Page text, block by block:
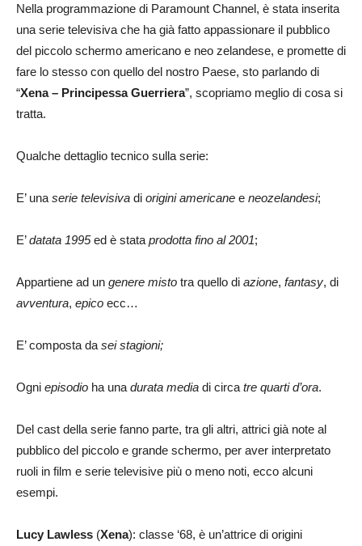
Nella programmazione di Paramount Channel, è stata inserita
una serie televisiva che ha già fatto appassionare il pubblico
del piccolo schermo americano e neo zelandese, e promette di
fare lo stesso con quello del nostro Paese, sto parlando di
“Xena – Principessa Guerriera”, scopriamo meglio di cosa si
tratta.
Qualche dettaglio tecnico sulla serie:
E’ una serie televisiva di origini americane e neozelandesi;
E’datata 1995ed è stata prodotta fino al 2001;
Appartiene ad un genere misto tra quello di azione, fantasy, di
avventura, epico ecc…
E’ composta da sei stagioni;
Ogni episodio ha una durata media di circa tre quarti d’ora.
Del cast della serie fanno parte, tra gli altri, attrici già note al
pubblico del piccolo e grande schermo, per aver interpretato
ruoli in film e serie televisive più o meno noti, ecco alcuni
esempi.
Lucy Lawless (Xena): classe ‘68, è un’attrice di origini